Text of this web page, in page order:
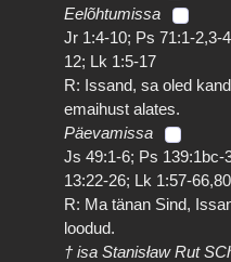
Eelõhtumissa
Jr 1:4-10; Ps 71:1-2,3-
12; Lk 1:5-17
R: Issand, sa oled
emaihust alates.
Päevamissa
Js 49:1-6; Ps 139:1bc-
13:22-26; Lk 1:57-66,80
R: Ma tänan Sind,
loodud.
† isa Stanisław Rut